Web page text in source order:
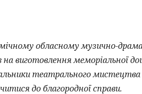
обласному музично-
на виготовлення
театрального
до благородної справи.